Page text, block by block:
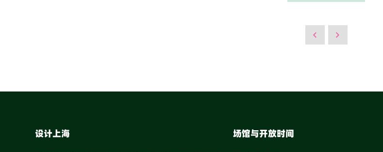
设计上海 场馆与开放时间